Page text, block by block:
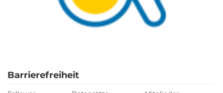
Barrierefreiheit